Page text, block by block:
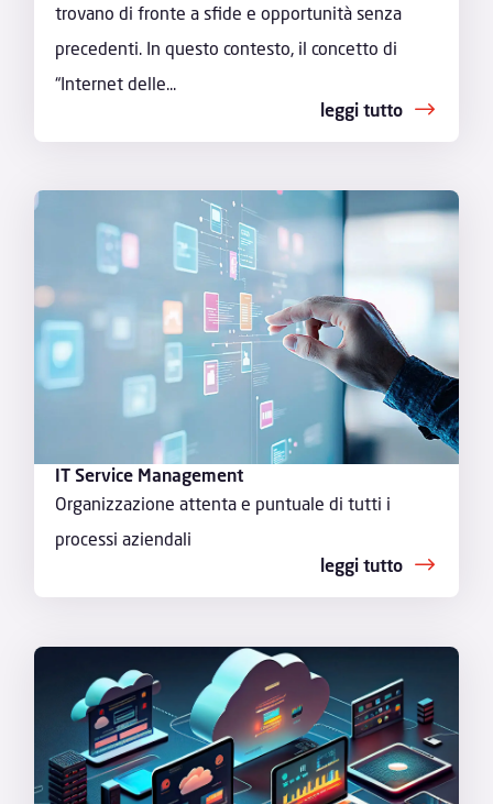
trovano di fronte a sfide e opportunità senza
precedenti. In questo contesto, il concetto di
“Internet delle...
leggi tutto
IT Service Management
Organizzazione attenta e puntuale di tutti i
processi aziendali
leggi tutto